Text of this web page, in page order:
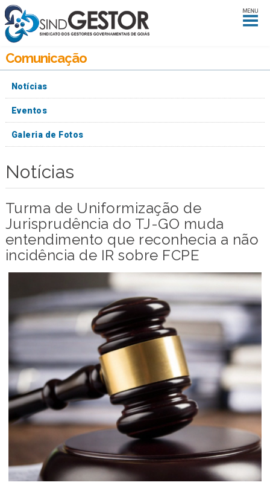
Comunicação
Notícias
Eventos
Galeria de Fotos
Notícias
Turma de Uniformização de
Jurisprudência do TJ-GO muda
entendimento que reconhecia a não
incidência de IR sobre FCPE